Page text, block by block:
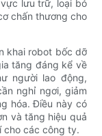
lưu trữ, loại bỏ
chấn thương cho
khai robot bốc dỡ
tăng đáng kể về
người lao động,
nghỉ ngơi, giảm
hóa. Điều này có
và tăng hiệu quả
cho các công ty.